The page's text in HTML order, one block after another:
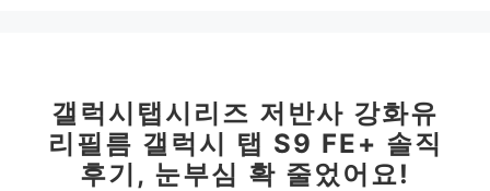
갤럭시탭시리즈 저반사 강화유
리필름 갤럭시 탭 S9 FE+ 솔직
후기, 눈부심 확 줄었어요!